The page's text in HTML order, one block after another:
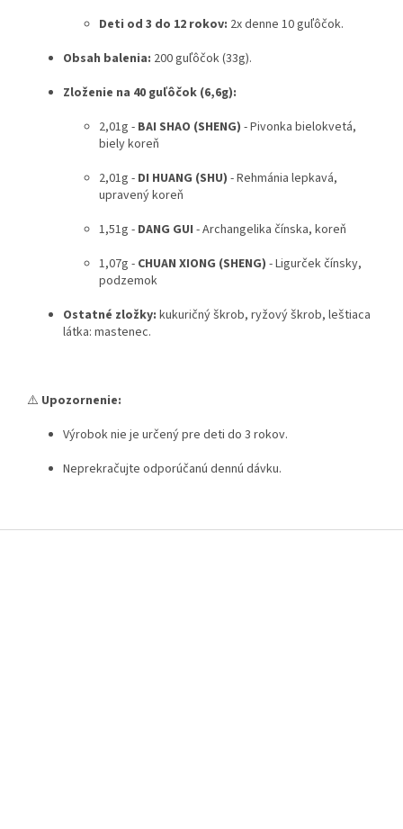
Deti od 3 do 12 rokov: 2x denne 10 guľôčok.
Obsah balenia: 200 guľôčok (33g).
Zloženie na 40 guľôčok (6,6g):
2,01g - BAI SHAO (SHENG) - Pivonka bielokvetá,
biely koreň
2,01g - DI HUANG (SHU) - Rehmánia lepkavá,
upravený koreň
1,51g - DANG GUI - Archangelika čínska, koreň
1,07g - CHUAN XIONG (SHENG) - Ligurček čínsky,
podzemok
Ostatné zložky: kukuričný škrob, ryžový škrob, leštiaca
látka: mastenec.
⚠️ Upozornenie:
Výrobok nie je určený pre deti do 3 rokov.
Neprekračujte odporúčanú dennú dávku.